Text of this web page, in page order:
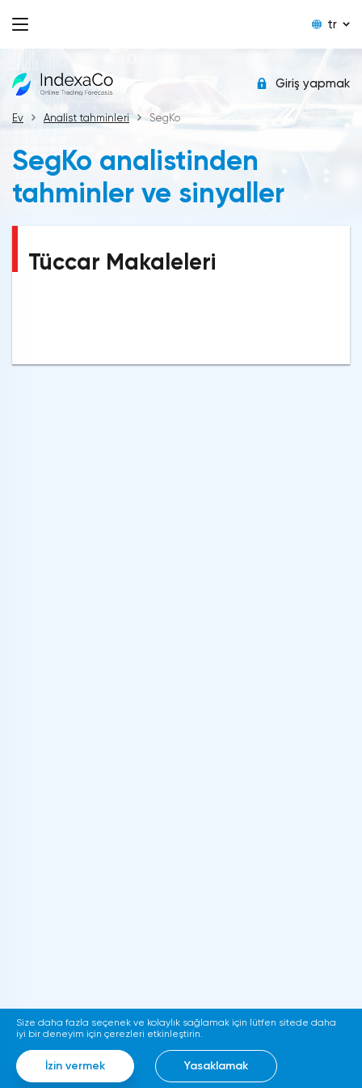
tr
Giriş yapmak
Ev Analist tahminleri SegKo
SegKo analistinden
tahminler ve sinyaller
Tüccar Makaleleri
Size daha fazla seçenek ve kolaylık sağlamak için lütfen sitede daha
iyi bir deneyim için çerezleri etkinleştirin.
İzin vermek Yasaklamak